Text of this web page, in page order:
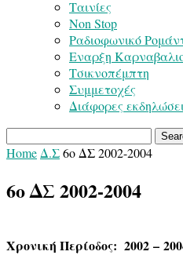
Ταινίες
Non Stop
Ραδιοφωνικό
Εναρξη
Τσικνοπέμπτη
Συμμετοχές
Διάφορες
Home Δ.Σ6ο ΔΣ 2002-2004
6ο ΔΣ 2002-2004
Χρονική Περίοδος: 2002 –